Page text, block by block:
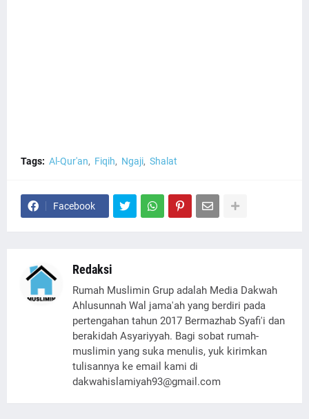
Tags: Al-Qur'an Fiqih Ngaji Shalat
Facebook
Redaksi
Rumah Muslimin Grup adalah Media Dakwah
Ahlusunnah Wal jama'ah yang berdiri pada
pertengahan tahun 2017 Bermazhab Syafi'i dan
berakidah Asyariyyah. Bagi sobat rumah-
muslimin yang suka menulis, yuk kirimkan
tulisannya ke email kami di
dakwahislamiyah93@gmail.com